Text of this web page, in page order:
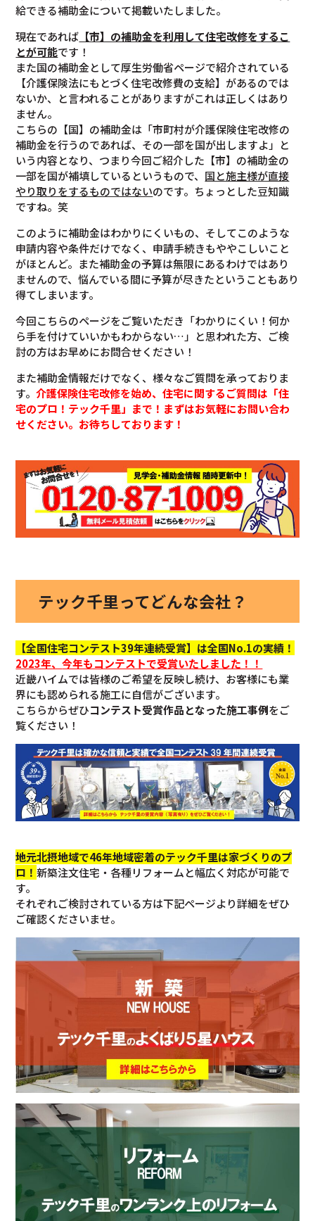
給できる補助金について掲載いたしました。
現在であれば 【市】の補助金を利用して住宅改修をするこ
とが可能です！
また国の補助金として厚生労働省ページで紹介されている
【介護保険法にもとづく住宅改修費の支給】があるのでは
ないか、と言われることがありますがこれは正しくはあり
ません。
こちらの【国】の補助金は「市町村が介護保険住宅改修の
補助金を行うのであれば、その一部を国が出しますよ」と
いう内容となり、つまり今回ご紹介した【市】の補助金の
一部を国が補填しているというもので、 国と施主様が直接
やり取りをするものではないのです。ちょっとした豆知識
ですね。笑
このように補助金はわかりにくいもの、そしてこのような
申請内容や条件だけでなく、申請手続きもややこしいこと
がほとんど。また補助金の予算は無限にあるわけではあり
ませんので、悩んでいる間に予算が尽きたということもあり
得てしまいます。
今回こちらのページをご覧いただき「わかりにくい！何か
ら手を付けていいかもわからない…」と思われた方、ご検
討の方はお早めにお問合せください！
また補助金情報だけでなく、様々なご質問を承っておりま
す。介護保険住宅改修を始め、住宅に関するご質問は「住
宅のプロ！テック千里」まで！まずはお気軽にお問い合わ
せください。お待ちしております！
テック千里ってどんな会社？
【全国住宅コンテスト39年連続受賞】は全国No.1の実績！
2023年、今年もコンテストで受賞いたしました！！
近畿ハイムでは皆様のご希望を反映し続け、お客様にも業
界にも認められる施工に自信がございます。
こちらからぜひコンテスト受賞作品となった施工事例をご
覧ください！
地元北摂地域で46年地域密着のテック千里は家づくりのプ
ロ！新築注文住宅・各種リフォームと幅広く対応が可能で
す。
それぞれご検討されている方は下記ページより詳細をぜひ
ご確認くださいませ。